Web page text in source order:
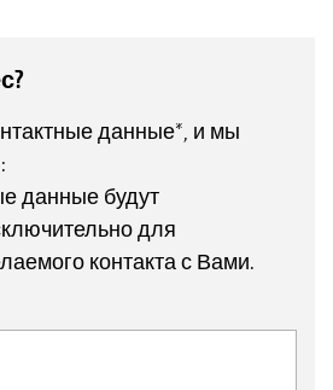
данные*, и мы
данные будут
для
контакта с Вами.